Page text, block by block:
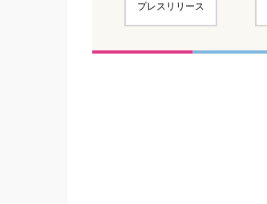
プレスリリース